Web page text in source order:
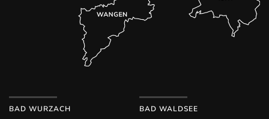
BAD WURZACH BAD WALDSEE